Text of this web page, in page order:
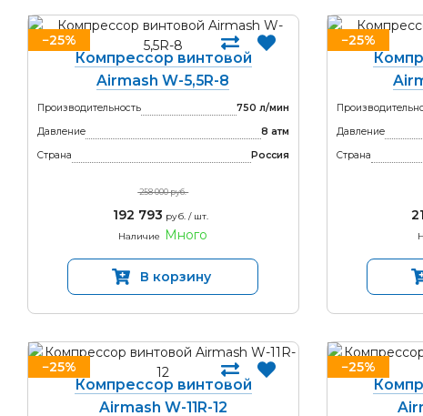
−25%
Компрессор винтовой
Airmash W-5,5R-8
Производительность
750 л/мин
Давление
8 атм
Страна
Россия
258 000 руб.
192 793 руб. / шт.
Наличие
Много
В корзину
−25%
Давление
Страна
−25%
Компрессор винтовой
Airmash W-11R-12
−25%